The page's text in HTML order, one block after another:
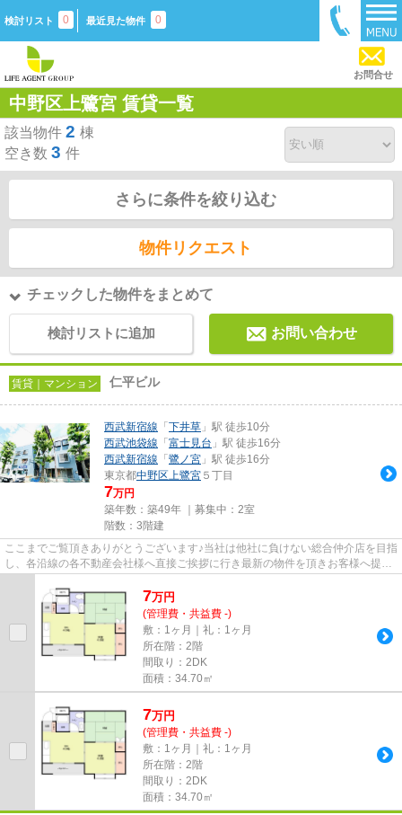
検討リスト 0 最近見た物件 0
お問合せ
中野区上鷺宮 賃貸一覧
該当物件 2 棟
空き数 3 件
さらに条件を絞り込む
物件リクエスト
チェックした物件をまとめて
検討リストに追加 お問い合わせ
賃貸｜マンション 仁平ビル
西武新宿線 「 下井草 」駅 徒歩10分
西武池袋線 「 富士見台 」駅 徒歩16分
西武新宿線 「 鷺ノ宮 」駅 徒歩16分
東京都中野区上鷺宮 ５丁目
7万円
築年数：築49年 ｜募集中： 2室
階数：3階建
ここまでご覧頂きありがとうございます♪当社は他社に負けない総合仲介店を目指
し、各沿線の各不動産会社様へ直接ご挨拶に行き最新の物件を頂きお客様へ提供
7万円
(管理費・共益費 -)
敷：1ヶ月｜礼：1ヶ月
所在階：2階
間取り：2DK
面積：34.70㎡
7万円
(管理費・共益費 -)
敷：1ヶ月｜礼：1ヶ月
所在階：2階
間取り：2DK
面積：34.70㎡